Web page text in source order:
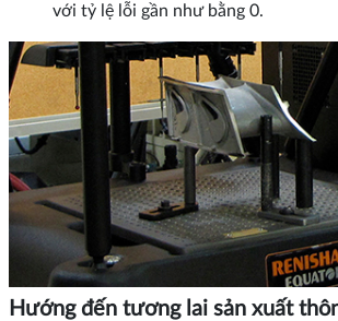
với tỷ lệ lỗi gần như bằng 0.
Hướng đến tương lai sản xuất